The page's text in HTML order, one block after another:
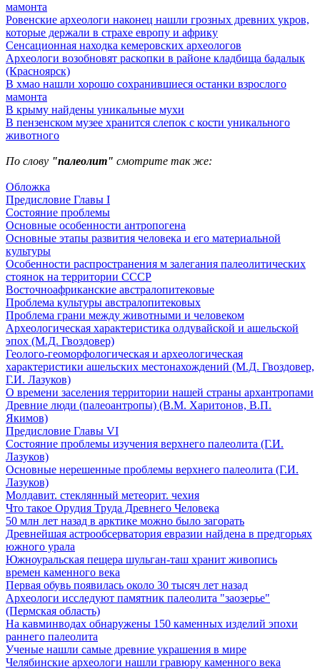
мамонта
Ровенские археологи наконец нашли грозных древних укров,
которые держали в страхе европу и африку
Сенсационная находка кемеровских археологов
Археологи возобновят раскопки в районе кладбища бадалык
(Красноярск)
В хмао нашли хорошо сохранившиеся останки взрослого
мамонта
В крыму найдены уникальные мухи
В пензенском музее хранится слепок с кости уникального
животного
По слову "палеолит" смотрите так же:
Обложка
Предисловие Главы I
Состояние проблемы
Основные особенности антропогена
Основные этапы развития человека и его материальной
культуры
Особенности распространения м залегания палеолитических
стоянок на территории СССР
Восточноафриканские австралопитековые
Проблема культуры австралопитековых
Проблема грани между животными и человеком
Археологическая характеристика олдувайской и ашельской
эпох (М.Д. Гвоздовер)
Геолого-геоморфологическая и археологическая
характеристики ашельских местонахождений (М.Д. Гвоздовер,
Г.И. Лазуков)
О времени заселения территории нашей страны архантропами
Древние люди (палеоантропы) (В.М. Харитонов, В.П.
Якимов)
Предисловие Главы VI
Состояние проблемы изучения верхнего палеолита (Г.И.
Лазуков)
Основные нерешенные проблемы верхнего палеолита (Г.И.
Лазуков)
Молдавит. стеклянный метеорит. чехия
Что такое Орудия Труда Древнего Человека
50 млн лет назад в арктике можно было загорать
Древнейшая астрообсерватория евразии найдена в предгорьях
южного урала
Южноуральская пещера шульган-таш хранит живопись
времен каменного века
Первая обувь появилась около 30 тысяч лет назад
Археологи исследуют памятник палеолита "заозерье"
(Пермская область)
На кавминводах обнаружены 150 каменных изделий эпохи
раннего палеолита
Ученые нашли самые древние украшения в мире
Челябинские археологи нашли гравюру каменного века